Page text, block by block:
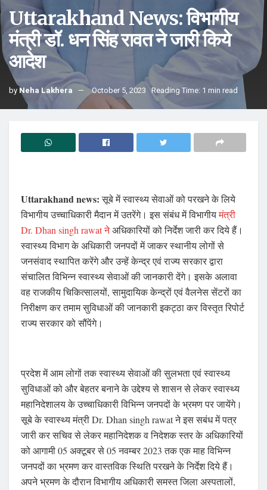
Uttarakhand News: विभागीय
मंत्री डॉ. धन सिंह रावत ने जारी किये
आदेश
byNeha Lakhera October 5, 2023 Reading Time: 1 min read
Uttarakhand news:सूबे में स्वास्थ्य सेवाओं को परखने के लिये
विभागीय उच्चाधिकारी मैदान में उतरेंगे। इस संबंध में विभागीयमंत्री
Dr. Dhan singh rawat नेअधिकारियों को निर्देश जारी कर दिये हैं।
स्वास्थ्य विभाग के अधिकारी जनपदों में जाकर स्थानीय लोगों से
जनसंवाद स्थापित करेंगे और उन्हें केन्द्र एवं राज्य सरकार द्वारा
संचालित विभिन्न स्वास्थ्य सेवाओं की जानकारी देंगे। इसके अलावा
वह राजकीय चिकित्सालयों, सामुदायिक केन्द्रों एवं वैलनेस सेंटरों का
निरीक्षण कर तमाम सुविधाओं की जानकारी इकट्ठा कर विस्तृत रिपोर्ट
राज्य सरकार को सौंपेंगे।
प्रदेश में आम लोगों तक स्वास्थ्य सेवाओं की सुलभता एवं स्वास्थ्य
सुविधाओं को और बेहतर बनाने के उद्देश्य से शासन से लेकर स्वास्थ्य
महानिदेशालय के उच्चाधिकारी विभिन्न जनपदों के भ्रमण पर जायेंगे।
सूबे के स्वास्थ्य मंत्री Dr. Dhan singh rawat ने इस सबंध में पत्र
जारी कर सचिव से लेकर महानिदेशक व निदेशक स्तर के अधिकारियों
को आगामी 05 अक्टूबर से 05 नवम्बर 2023 तक एक माह विभिन्न
जनपदों का भ्रमण कर वास्तविक स्थिति परखने के निर्देश दिये हैं।
अपने भ्रमण के दौरान विभागीय अधिकारी समस्त जिला अस्पतालों,